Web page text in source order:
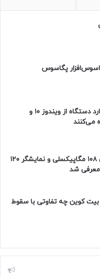
پگاسوس
بیش از ۱٫۴ میلیارد دستگاه از ویندوز ۱۰ و
آنر ۵۰ با دوربین ۱۰۸ مگاپیکسلی و نمایشگر ۱۲۰
معرفی شد
کوین چه تفاوتی با سقوط